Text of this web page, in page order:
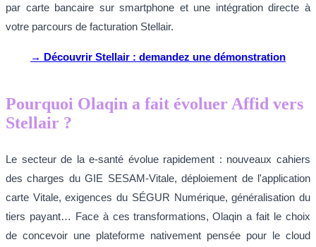
par carte bancaire sur smartphone et une intégration directe à
votre parcours de facturation Stellair.
→ Découvrir Stellair : demandez une démonstration
Pourquoi Olaqin a fait évoluer Affid vers
Stellair ?
Le secteur de la e-santé évolue rapidement : nouveaux cahiers
des charges du GIE SESAM-Vitale, déploiement de l'application
carte Vitale, exigences du SÉGUR Numérique, généralisation du
tiers payant… Face à ces transformations, Olaqin a fait le choix
de concevoir une plateforme nativement pensée pour le cloud